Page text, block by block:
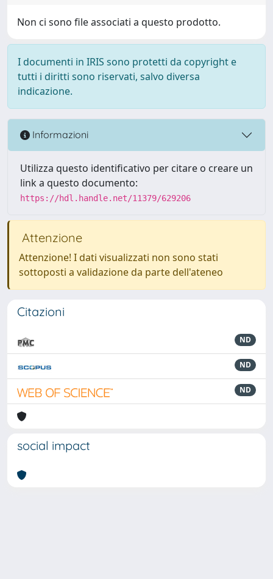
Non ci sono file associati a questo prodotto.
I documenti in IRIS sono protetti da copyright e
tutti i diritti sono riservati, salvo diversa
indicazione.
Informazioni
Utilizza questo identificativo per citare o creare un
link a questo documento:
https://hdl.handle.net/11379/629206
Attenzione
Attenzione! I dati visualizzati non sono stati
sottoposti a validazione da parte dell'ateneo
Citazioni
ND
ND
ND
social impact